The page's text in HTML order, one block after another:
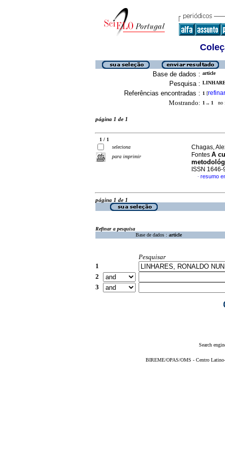
Base de dados : article
Pesquisa :
Referências encontradas : 1 [refinar
Mostrando: 1 .. 1 no
página 1 de 1
1 / 1
seleciona
para imprimir
Chagas,
Fontes A
ISSN 1646-
· resumo
página 1 de 1
Refinar a pesquisa
Base de dados : article
Pesquisar
1
2
3
Search
BIREME/OPAS/OMS - Centro Latino-